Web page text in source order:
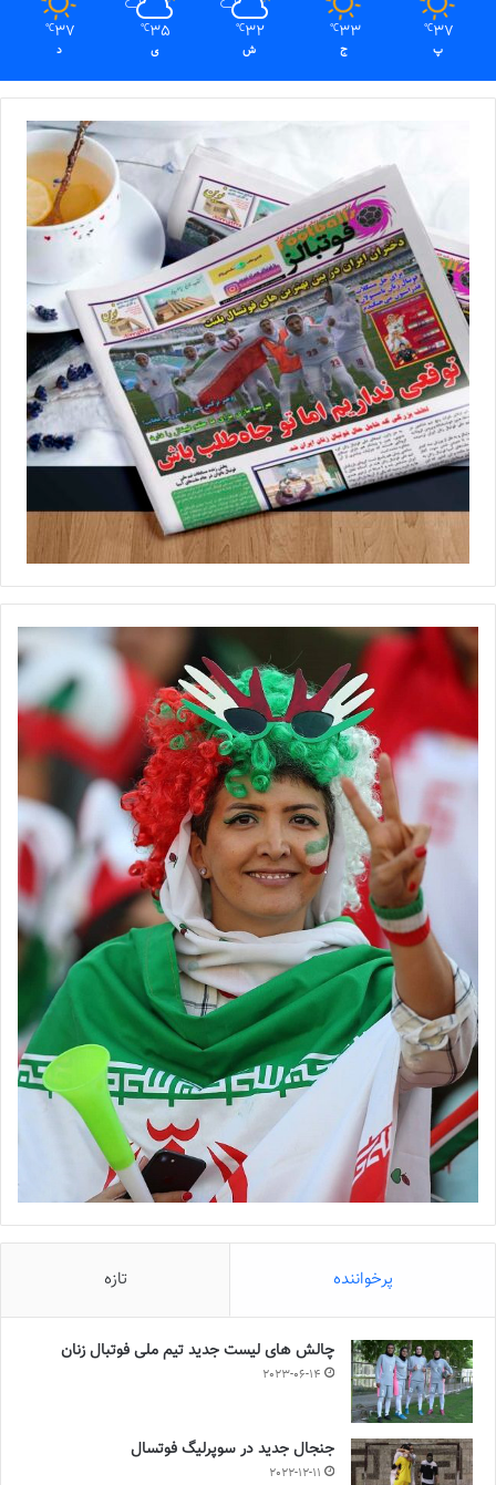
37
℃
پ
33
℃
ج
32
℃
ش
35
℃
ی
37
℃
د
پرخواننده تازه
چالش هاى ليست جدید تيم ملى فوتبال زنان
2023-06-14
جنجال جدید در سوپرلیگ فوتسال
2022-12-11